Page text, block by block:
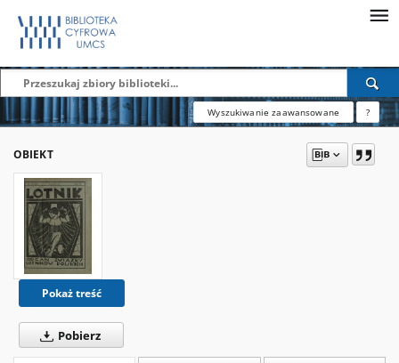
Wyszukiwanie zaawansowane ?
OBIEKT
Pokaż treść
Pobierz